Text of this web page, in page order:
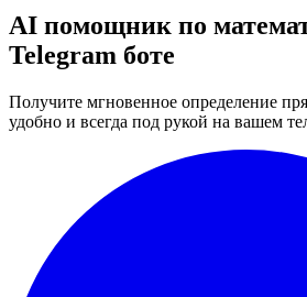
AI помощник по
Telegram боте
Получите мгновенное определение
удобно и всегда под рукой на вашем